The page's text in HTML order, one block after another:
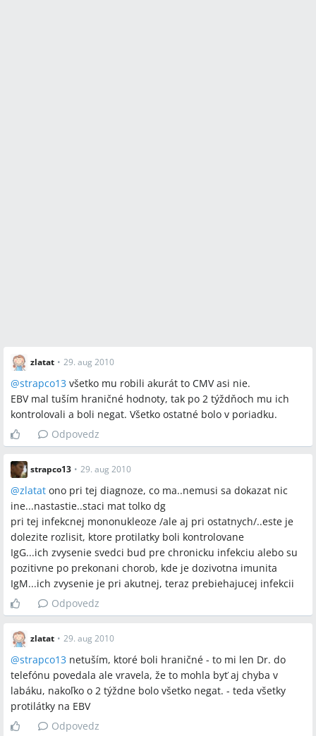
zlatat • 29. aug 2010
@strapco13 všetko mu robili akurát to CMV asi nie.
EBV mal tuším hraničné hodnoty, tak po 2 týždňoch mu ich
kontrolovali a boli negat. Všetko ostatné bolo v poriadku.
Odpovedz
strapco13 • 29. aug 2010
@zlatat ono pri tej diagnoze, co ma..nemusi sa dokazat nic
ine...nastastie..staci mat tolko dg
pri tej infekcnej mononukleoze /ale aj pri ostatnych/..este je
dolezite rozlisit, ktore protilatky boli kontrolovane
IgG...ich zvysenie svedci bud pre chronicku infekciu alebo su
pozitivne po prekonani chorob, kde je dozivotna imunita
IgM...ich zvysenie je pri akutnej, teraz prebiehajucej infekcii
Odpovedz
zlatat • 29. aug 2010
@strapco13 netuším, ktoré boli hraničné - to mi len Dr. do
telefónu povedala ale vravela, že to mohla byť aj chyba v
labáku, nakoľko o 2 týždne bolo všetko negat. - teda všetky
protilátky na EBV
Odpovedz